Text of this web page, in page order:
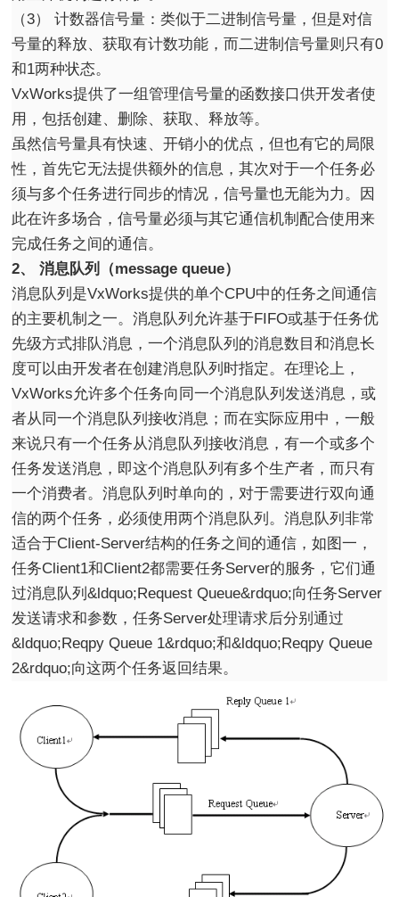
（3） 计数器信号量：类似于二进制信号量，但是对信
号量的释放、获取有计数功能，而二进制信号量则只有0
和1两种状态。
VxWorks提供了一组管理信号量的函数接口供开发者使
用，包括创建、删除、获取、释放等。
虽然信号量具有快速、开销小的优点，但也有它的局限
性，首先它无法提供额外的信息，其次对于一个任务必
须与多个任务进行同步的情况，信号量也无能为力。因
此在许多场合，信号量必须与其它通信机制配合使用来
完成任务之间的通信。
2、 消息队列（message queue）
消息队列是VxWorks提供的单个CPU中的任务之间通信
的主要机制之一。消息队列允许基于FIFO或基于任务优
先级方式排队消息，一个消息队列的消息数目和消息长
度可以由开发者在创建消息队列时指定。在理论上，
VxWorks允许多个任务向同一个消息队列发送消息，或
者从同一个消息队列接收消息；而在实际应用中，一般
来说只有一个任务从消息队列接收消息，有一个或多个
任务发送消息，即这个消息队列有多个生产者，而只有
一个消费者。消息队列时单向的，对于需要进行双向通
信的两个任务，必须使用两个消息队列。消息队列非常
适合于Client-Server结构的任务之间的通信，如图一，
任务Client1和Client2都需要任务Server的服务，它们通
过消息队列&ldquo;Request Queue&rdquo;向任务Server
发送请求和参数，任务Server处理请求后分别通过
&ldquo;Reqpy Queue 1&rdquo;和&ldquo;Reqpy Queue
2&rdquo;向这两个任务返回结果。